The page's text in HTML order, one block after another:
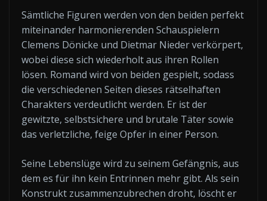
Sämtliche Figuren werden von den beiden perfekt
miteinander harmonierenden Schauspielern
Clemens Dönicke und Dietmar Nieder verkörpert,
wobei diese sich wiederholt aus ihren Rollen
lösen. Romand wird von beiden gespielt, sodass
die verschiedenen Seiten dieses rätselhaften
Charakters verdeutlicht werden. Er ist der
gewitzte, selbstsichere und brutale Täter sowie
das verletzliche, feige Opfer in einer Person.
Seine Lebenslüge wird zu seinem Gefängnis, aus
dem es für ihn kein Entrinnen mehr gibt. Als sein
Konstrukt zusammenzubrechen droht, löscht er